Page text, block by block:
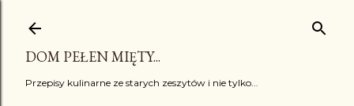
DOM PEŁEN MIĘTY...
Przepisy kulinarne ze starych zeszytów i nie tylko...